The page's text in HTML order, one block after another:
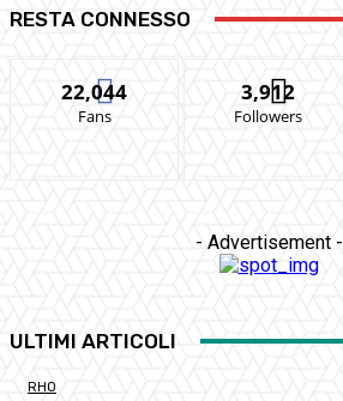
RESTA CONNESSO
22,044
Fans
3,912
Followers
- Advertisement -
ULTIMI ARTICOLI
RHO